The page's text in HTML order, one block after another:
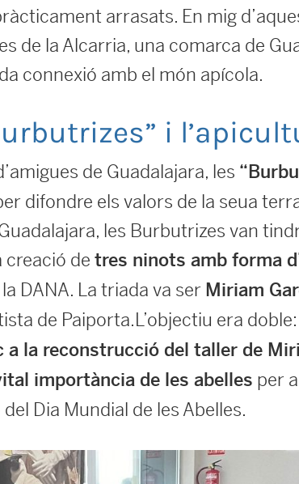
arrasats. En mig
de la Alcarria, una comarca de
connexió amb el món apícola.
i
de Guadalajara, les
difondre els valors de la seua
les Burbutrizes van
creació de tres ninots amb forma
DANA. La triada va ser Miriam
de Paiporta.L’objectiu era doble:
a la reconstrucció del taller de
importància de les abelles per
Dia Mundial de les Abelles.